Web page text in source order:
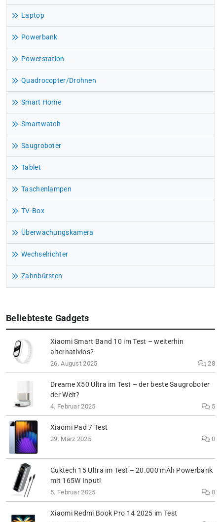
Laptop
Powerbank
Powerstation
Quadrocopter/Drohnen
Smart Home
Smartwatch
Saugroboter
Tablet
Taschenlampen
TV-Box
Überwachungskamera
Wechselrichter
Zahnbürsten
Beliebteste Gadgets
Xiaomi Smart Band 10 im Test – weiterhin
alternativlos?
26. August 2025 28
Dreame X50 Ultra im Test – der beste Saugroboter
der Welt?
4. Februar 2025 5
Xiaomi Pad 7 Test
29. März 2025 0
Cuktech 15 Ultra im Test – 20.000 mAh Powerbank
mit 165W Input!
5. Februar 2025 0
Xiaomi Redmi Book Pro 14 2025 im Test